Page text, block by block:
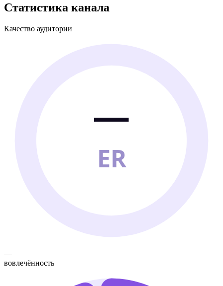
Статистика канала
Качество аудитории
—
ER
—
вовлечённость